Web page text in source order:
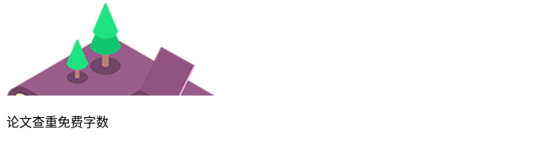
论文查重免费字数